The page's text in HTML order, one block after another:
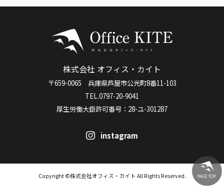
株式会社 オフィス・カイト
〒659-0065 兵庫県芦屋市公光町8番11-103
TEL.0797-20-9041
厚生労働大臣許可番号：28-ユ-301287
instagram
Copyright ©株式会社オフィス・カイト All Rights Reserved.